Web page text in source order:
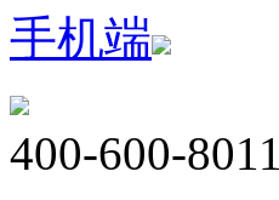
手机端
400-600-8011